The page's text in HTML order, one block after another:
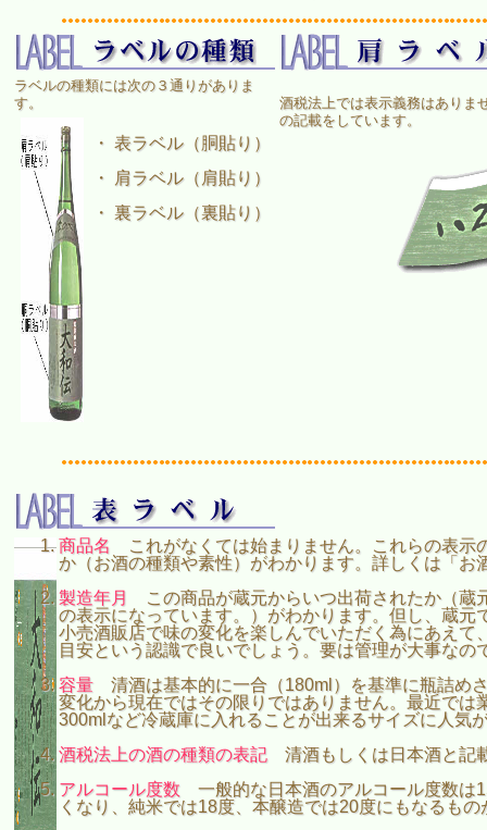
ラベルの種類には次の３通りがありま
す。
・ 表ラベル（胴貼り）
・ 肩ラベル（肩貼り）
・ 裏ラベル（裏貼り）
酒税法上では表示義務はありま
の記載をしています。
商品名
これがなくては始まりません。これらの表示
か（お酒の種類や素性）がわかります。詳しくは「お
製造年月
この商品が蔵元からいつ出荷されたか（蔵
の表示になっています。）がわかります。但し、蔵元
小売酒販店で味の変化を楽しんでいただく為にあえて
目安という認識で良いでしょう。要は管理が大事なの
容量清酒は基本的に一合（180ml）を基準に瓶詰め
変化から現在ではその限りではありません。最近では
300mlなど冷蔵庫に入れることが出来るサイズに人気
酒税法上の酒の種類の表記清酒もしくは日本酒と記
アルコール度数 一般的な日本酒のアルコール度数は
くなり、純米では18度、本醸造では20度にもなるもの